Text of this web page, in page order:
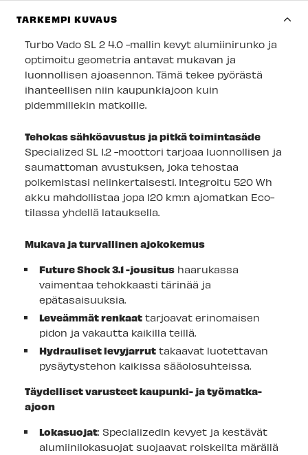
Huom! Kaikki 'saatavilla' merkityt pyörät eivät ole
valmiiksi kasattuja, ja voivat olla myymälän
varastossa – tällöin ne eivät ole koeajettavissa
välittömästi.
TARKEMPI KUVAUS
Turbo Vado SL 2 4.0 -mallin kevyt alumiinirunko ja
optimoitu geometria antavat mukavan ja
luonnollisen ajoasennon. Tämä tekee pyörästä
ihanteellisen niin kaupunkiajoon kuin
pidemmillekin matkoille.
Tehokas sähköavustus ja pitkä toimintasäde
Specialized SL 1.2 -moottori tarjoaa luonnollisen ja
saumattoman avustuksen, joka tehostaa
polkemistasi nelinkertaisesti. Integroitu 520 Wh
akku mahdollistaa jopa 120 km:n ajomatkan Eco-
tilassa yhdellä latauksella.
Mukava ja turvallinen ajokokemus
Future Shock 3.1 -jousitus haarukassa
vaimentaa tehokkaasti tärinää ja
epätasaisuuksia.
Leveämmät renkaat tarjoavat erinomaisen
pidon ja vakautta kaikilla teillä.
Hydrauliset levyjarrut takaavat luotettavan
pysäytystehon kaikissa sääolosuhteissa.
Täydelliset varusteet kaupunki- ja työmatka-
ajoon
Lokasuojat: Specializedin kevyet ja kestävät
alumiinilokasuojat suojaavat roiskeilta märällä